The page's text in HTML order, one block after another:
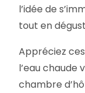
l’idée de
tout en
Appréciez
l’eau chaude
chambre